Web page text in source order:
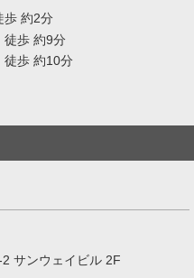
歩 約2分
徒歩 約9分
徒歩 約10分
サンウェイビル 2F